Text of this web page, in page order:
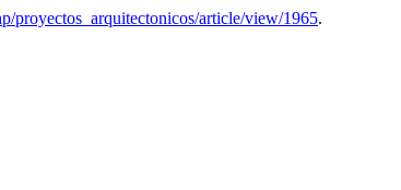
proyectos_arquitectonicos/article/view/1965.